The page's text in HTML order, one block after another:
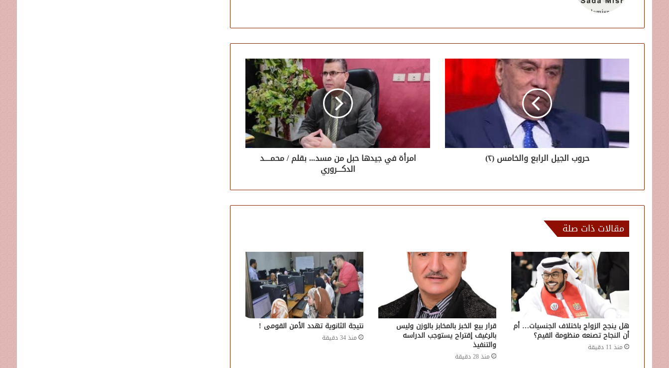
حروب الجيل الرابع والخامس (٢) امرأة في جيدها حبل من مسد... بقلم / محمــــد
الدكـــروري
مقالات ذات صلة
هل ينجح الزواج باختلاف الجنسيات… أم
أن النجاح تصنعه منظومة القيم؟
منذ 11 دقيقة
قرار بيع الخبز بالمخابز بالوزن وليس
بالرغيف إقتراح يستوجب الدراسه
والتنفيذ
منذ 28 دقيقة
نتيجة الثانوية تهدد الأمن القومى !
منذ 34 دقيقة